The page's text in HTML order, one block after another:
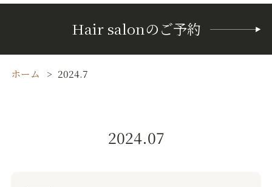
Hair salonのご予約
ホーム 2024.7
2024.07